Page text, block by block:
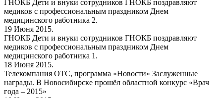
ГНОКБ Дети и внуки сотрудников ГНОКБ поздравляют
медиков с профессиональным праздником Днем
медицинского работника 2.
19 Июня 2015.
ГНОКБ Дети и внуки сотрудников ГНОКБ поздравляют
медиков с профессиональным праздником Днем
медицинского работника 1.
18 Июня 2015.
Телекомпания ОТС, программа «Новости» Заслуженные
награды. В Новосибирске прошёл областной конкурс «Врач
года – 2015»